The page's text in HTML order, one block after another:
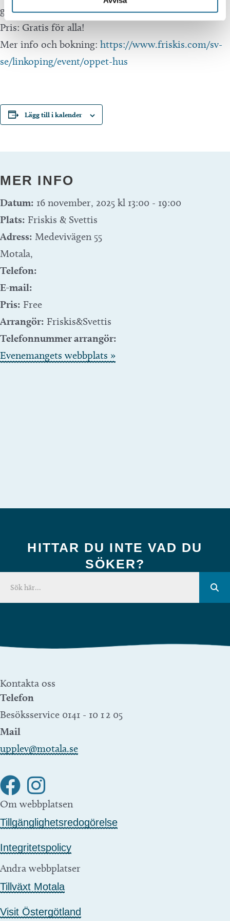
gratis.
Pris: Gratis för alla!
Mer info och bokning: https://www.friskis.com/sv-
se/linkoping/event/oppet-hus
Lägg till i kalender
MER INFO
Datum: 16 november, 2025 kl 13:00 - 19:00
Plats: Friskis & Svettis
Adress: Medevivägen 55
Motala,
Telefon:
E-mail:
Pris: Free
Arrangör: Friskis&Svettis
Telefonnummer arrangör:
Evenemangets webbplats »
HITTAR DU INTE VAD DU
SÖKER?
Kontakta oss
Telefon
Besöksservice 0141 - 10 1 2 05
Mail
upplev@motala.se
Om webbplatsen
Tillgänglighetsredogörelse
Integritetspolicy
Andra webbplatser
Tillväxt Motala
Visit Östergötland